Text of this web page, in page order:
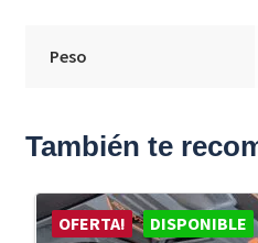
Peso
También te
OFERTA! DISPONIBLE